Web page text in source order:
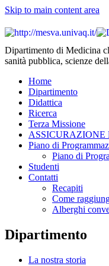
Skip to main content area
Dipartimento di Medicina
sanità pubblica, scienze
Home
Dipartimento
Didattica
Ricerca
Terza Missione
Piano di
Piano di
Studenti
Contatti
Recapiti
Come
Alberghi
Dipartimento
La nostra storia